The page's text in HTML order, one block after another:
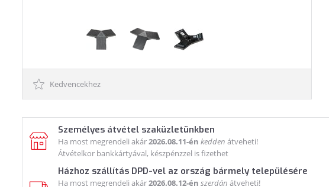
Kedvencekhez
Személyes átvétel szaküzletünkben
Ha most megrendeli akár2026.08.11-én kedden átveheti!
Átvételkor bankkártyával, készpénzzel is fizethet
Házhoz szállítás DPD-vel az ország bármely településére
Ha most megrendeli akár2026.08.12-én szerdán átveheti!